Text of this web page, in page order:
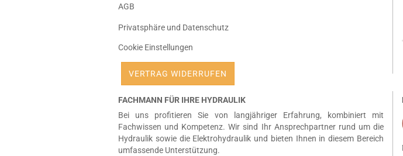
AGB
Privatsphäre und Datenschutz
Cookie Einstellungen
FACHMANN FÜR IHRE HYDRAULIK
Bei uns profitieren Sie von langjähriger Erfahrung, kombiniert mit
Fachwissen und Kompetenz. Wir sind Ihr Ansprechpartner rund um die
Hydraulik sowie die Elektrohydraulik und bieten Ihnen in diesem Bereich
umfassende Unterstützung.
VERTRAG WIDERRUFEN